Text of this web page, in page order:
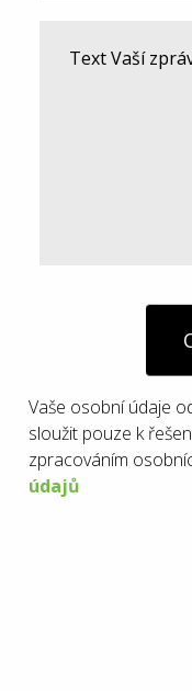
Vaše osobní údaje
sloužit pouze k
zpracováním
údajů